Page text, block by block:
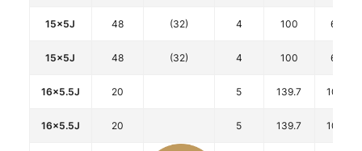
15x5J 48 (32) 4 100 67.1
15x5J 48 (32) 4 100 67.1
16x5.5J 20 5 139.7 108.8
16x5.5J 20 5 139.7 108.8